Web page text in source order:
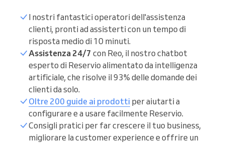
I nostri fantastici operatori dell'assistenza
clienti, pronti ad assisterti con un tempo di
risposta medio di 10 minuti.
Assistenza 24/7 con Reo, il nostro chatbot
esperto di Reservio alimentato da intelligenza
artificiale, che risolve il 93% delle domande dei
clienti da solo.
Oltre 200 guide ai prodotti per aiutarti a
configurare e a usare facilmente Reservio.
Consigli pratici per far crescere il tuo business,
migliorare la customer experience e offrire un